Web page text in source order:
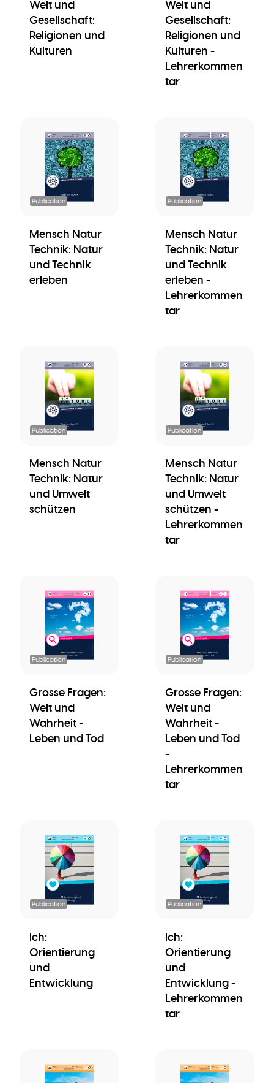
Welt und
Gesellschaft:
Religionen und
Kulturen
Welt und
Gesellschaft:
Religionen und
Kulturen -
Lehrerkommen
tar
Publication
Mensch Natur
Technik: Natur
und Technik
erleben
Publication
Mensch Natur
Technik: Natur
und Technik
erleben -
Lehrerkommen
tar
Publication
Mensch Natur
Technik: Natur
und Umwelt
schützen
Publication
Mensch Natur
Technik: Natur
und Umwelt
schützen -
Lehrerkommen
tar
Publication
Grosse Fragen:
Welt und
Wahrheit -
Leben und Tod
Publication
Grosse Fragen:
Welt und
Wahrheit -
Leben und Tod
-
Lehrerkommen
tar
Publication
Ich:
Orientierung
und
Entwicklung
Publication
Ich:
Orientierung
und
Entwicklung -
Lehrerkommen
tar